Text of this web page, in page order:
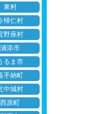
東村
帰仁村
野座村
浦添市
るま市
手納町
中城村
西原町